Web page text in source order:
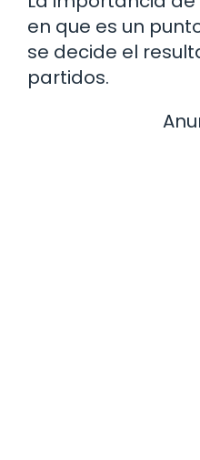
en que es un
se decide el
partidos.